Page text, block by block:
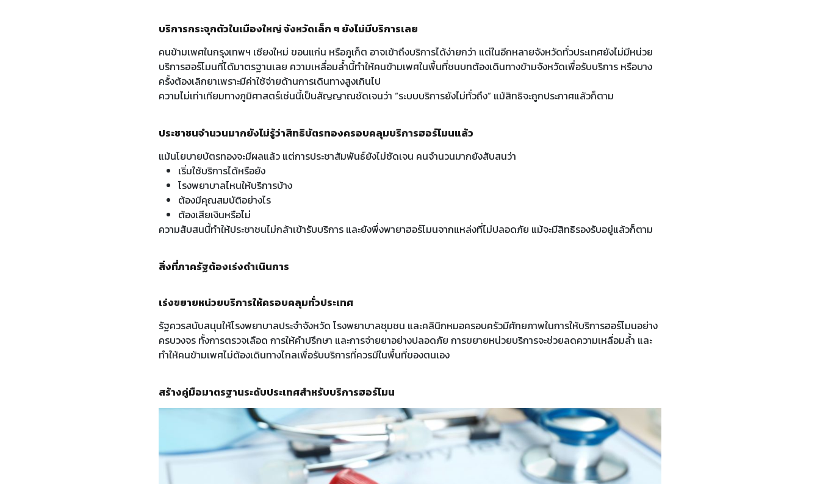
บริการกระจุกตัวในเมืองใหญ่ จังหวัดเล็ก ๆ ยังไม่มีบริการเลย
คนข้ามเพศในกรุงเทพฯ เชียงใหม่ ขอนแก่น หรือภูเก็ต อาจเข้าถึงบริการได้ง่ายกว่า แต่ในอีกหลายจังหวัดทั่วประเทศยังไม่มีหน่วย
บริการฮอร์โมนที่ได้มาตรฐานเลย ความเหลื่อมล้ำนี้ทำให้คนข้ามเพศในพื้นที่ชนบทต้องเดินทางข้ามจังหวัดเพื่อรับบริการ หรือบาง
ครั้งต้องเลิกยาเพราะมีค่าใช้จ่ายด้านการเดินทางสูงเกินไป
ความไม่เท่าเทียมทางภูมิศาสตร์เช่นนี้เป็นสัญญาณชัดเจนว่า “ระบบบริการยังไม่ทั่วถึง” แม้สิทธิจะถูกประกาศแล้วก็ตาม
ประชาชนจำนวนมากยังไม่รู้ว่าสิทธิบัตรทองครอบคลุมบริการฮอร์โมนแล้ว
แม้นโยบายบัตรทองจะมีผลแล้ว แต่การประชาสัมพันธ์ยังไม่ชัดเจน คนจำนวนมากยังสับสนว่า
เริ่มใช้บริการได้หรือยัง
โรงพยาบาลไหนให้บริการบ้าง
ต้องมีคุณสมบัติอย่างไร
ต้องเสียเงินหรือไม่
ความสับสนนี้ทำให้ประชาชนไม่กล้าเข้ารับบริการ และยังพึ่งพายาฮอร์โมนจากแหล่งที่ไม่ปลอดภัย แม้จะมีสิทธิรองรับอยู่แล้วก็ตาม
สิ่งที่ภาครัฐต้องเร่งดำเนินการ
เร่งขยายหน่วยบริการให้ครอบคลุมทั่วประเทศ
รัฐควรสนับสนุนให้โรงพยาบาลประจำจังหวัด โรงพยาบาลชุมชน และคลินิกหมอครอบครัวมีศักยภาพในการให้บริการฮอร์โมนอย่าง
ครบวงจร ทั้งการตรวจเลือด การให้คำปรึกษา และการจ่ายยาอย่างปลอดภัย การขยายหน่วยบริการจะช่วยลดความเหลื่อมล้ำ และ
ทำให้คนข้ามเพศไม่ต้องเดินทางไกลเพื่อรับบริการที่ควรมีในพื้นที่ของตนเอง
สร้างคู่มือมาตรฐานระดับประเทศสำหรับบริการฮอร์โมน